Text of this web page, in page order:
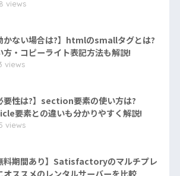
views
かない場合は?】htmlのsmallタグとは?
方・コピーライト表記方法も解説!
views
要性は?】section要素の使い方は?
要素との違いも分かりやすく解説!
views
料期間あり】Satisfactoryのマルチプレ